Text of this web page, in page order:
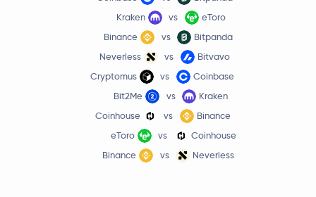
Kraken
vs
eToro
Binance
vs
Bitpanda
Neverless
vs
Bitvavo
Cryptomus
vs
Coinbase
Bit2Me
vs
Kraken
Coinhouse
vs
Binance
eToro
vs
Coinhouse
Binance
vs Neverless